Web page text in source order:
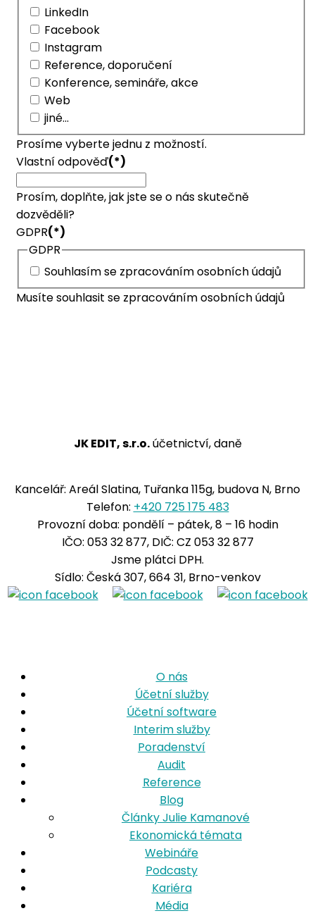
LinkedIn
Facebook
Instagram
Reference, doporučení
Konference, semináře, akce
Web
jiné...
Prosíme vyberte jednu z možností.
Vlastní odpověď(*)
Prosím, doplňte, jak jste se o nás skutečně
dozvěděli?
GDPR(*)
GDPR
Souhlasím se zpracováním osobních údajů
Musíte souhlasit se zpracováním osobních údajů
JK EDIT, s.r.o.účetnictví, daně
Kancelář: Areál Slatina, Tuřanka 115g, budova N, Brno
Telefon: +420 725 175 483
Provozní doba: pondělí – pátek, 8 – 16 hodin
IČO: 053 32 877, DIČ: CZ 053 32 877
Jsme plátci DPH.
Sídlo: Česká 307, 664 31, Brno-venkov
O nás
Účetní služby
Účetní software
Interim služby
Poradenství
Audit
Reference
Blog
Články Julie Kamanové
Ekonomická témata
Webináře
Podcasty
Kariéra
Média